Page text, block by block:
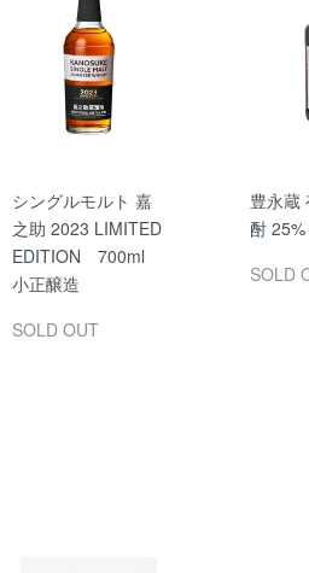
シングルモルト 嘉
之助 2023 LIMITED
EDITION 700ml
小正醸造
SOLD OUT
豊永蔵
酎
SOLD